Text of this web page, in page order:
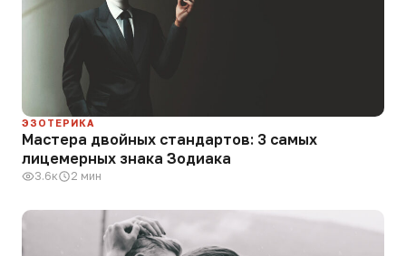
ЭЗОТЕРИКА
Мастера двойных стандартов: 3 самых
лицемерных знака Зодиака
3.6к 2 мин